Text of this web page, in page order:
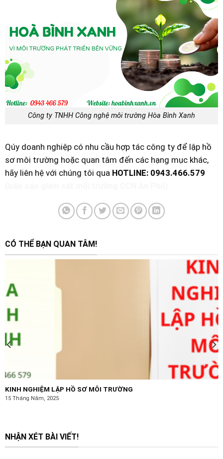
Công ty TNHH Công nghệ môi trường Hòa Bình Xanh
Qúy doanh nghiệp có nhu cầu hợp tác công ty để lập hồ
sơ môi trường hoặc quan tâm đến các hạng mục khác,
hãy liên hệ với chúng tôi qua HOTLINE: 0943.466.579
CÓ THỂ BẠN QUAN TÂM!
KINH NGHIỆM LẬP HỒ SƠ MÔI TRƯỜNG
15 Tháng Năm, 2025
NHẬN XÉT BÀI VIẾT!